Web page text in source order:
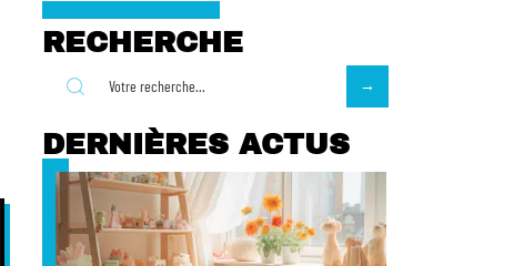
RECHERCHE
DERNIÈRES ACTUS